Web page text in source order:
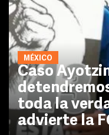
MÉXICO
Caso
toda la
advierte la